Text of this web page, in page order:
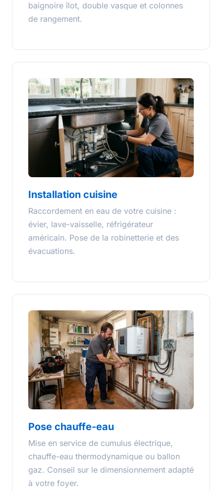
baignoire îlot, double vasque et colonnes
de rangement.
Installation cuisine
Raccordement en eau de votre cuisine :
évier, lave-vaisselle, réfrigérateur
américain. Pose de la robinetterie et des
évacuations.
Pose chauffe-eau
Mise en service de cumulus électrique,
chauffe-eau thermodynamique ou ballon
gaz. Conseil sur le dimensionnement adapté
à votre foyer.